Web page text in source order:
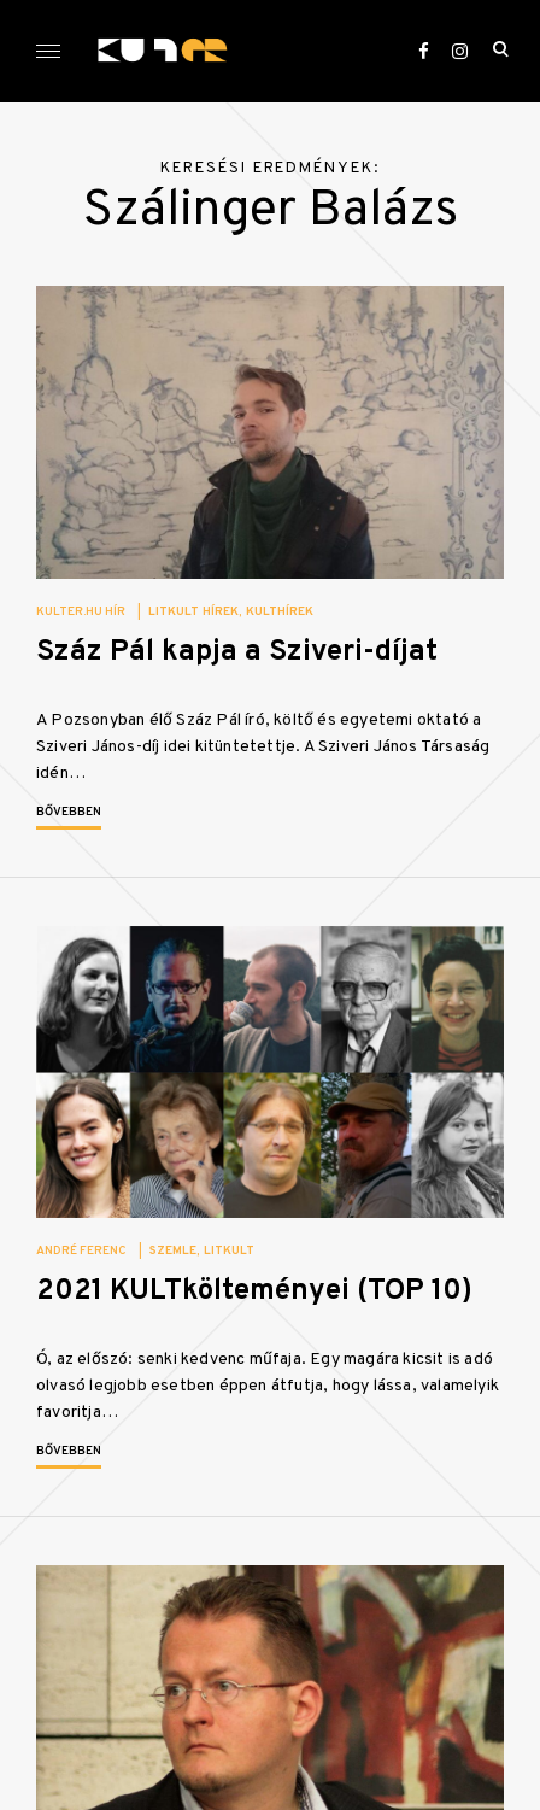
KULTer.hu
KERESÉSI EREDMÉNYEK:
Szálinger Balázs
KULTER.HU HÍR LITKULT HÍREK KULTHÍREK
Száz Pál kapja a Sziveri-díjat
A Pozsonyban élő Száz Pál író, költő és egyetemi oktató a
Sziveri János-díj idei kitüntetettje. A Sziveri János Társaság
idén…
BŐVEBBEN
ANDRÉ FERENC SZEMLE LITKULT
2021 KULTkölteményei (TOP 10)
Ó, az előszó: senki kedvenc műfaja. Egy magára kicsit is adó
olvasó legjobb esetben éppen átfutja, hogy lássa, valamelyik
favoritja…
BŐVEBBEN